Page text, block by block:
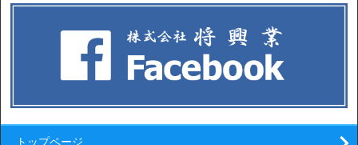
トップページ